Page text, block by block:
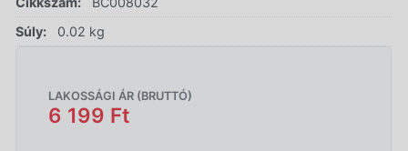
Súly:
0.02 kg
LAKOSSÁGI ÁR (BRUTTÓ)
6 199 Ft